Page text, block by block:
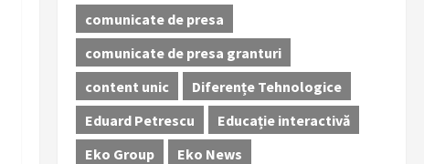
comunicate de presa
comunicate de presa granturi
content unic
Diferențe Tehnologice
Eduard Petrescu
Educație interactivă
Eko Group
Eko News